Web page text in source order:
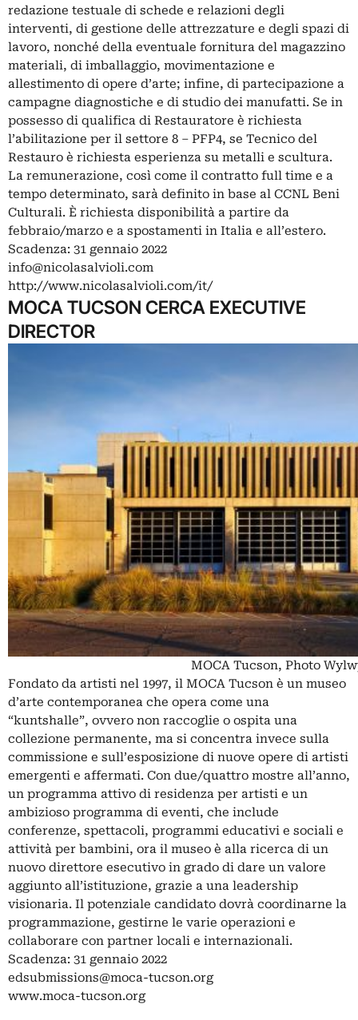
redazione testuale di schede e relazioni degli
interventi, di gestione delle attrezzature e degli spazi di
lavoro, nonché della eventuale fornitura del magazzino
materiali, di imballaggio, movimentazione e
allestimento di opere d’arte; infine, di partecipazione a
campagne diagnostiche e di studio dei manufatti. Se in
possesso di qualifica di Restauratore è richiesta
l’abilitazione per il settore 8 – PFP4, se Tecnico del
Restauro è richiesta esperienza su metalli e scultura.
La remunerazione, così come il contratto full time e a
tempo determinato, sarà definito in base al CCNL Beni
Culturali. È richiesta disponibilità a partire da
febbraio/marzo e a spostamenti in Italia e all’estero.
Scadenza: 31 gennaio 2022
info@nicolasalvioli.com
http://www.nicolasalvioli.com/it/
MOCA TUCSON CERCA EXECUTIVE
DIRECTOR
MOCA Tucson, Photo
Fondato da artisti nel 1997, il MOCA Tucson è un museo
d’arte contemporanea che opera come una
“kuntshalle”, ovvero non raccoglie o ospita una
collezione permanente, ma si concentra invece sulla
commissione e sull’esposizione di nuove opere di artisti
emergenti e affermati. Con due/quattro mostre all’anno,
un programma attivo di residenza per artisti e un
ambizioso programma di eventi, che include
conferenze, spettacoli, programmi educativi e sociali e
attività per bambini, ora il museo è alla ricerca di un
nuovo direttore esecutivo in grado di dare un valore
aggiunto all’istituzione, grazie a una leadership
visionaria. Il potenziale candidato dovrà coordinarne la
programmazione, gestirne le varie operazioni e
collaborare con partner locali e internazionali.
Scadenza: 31 gennaio 2022
edsubmissions@moca-tucson.org
www.moca-tucson.org